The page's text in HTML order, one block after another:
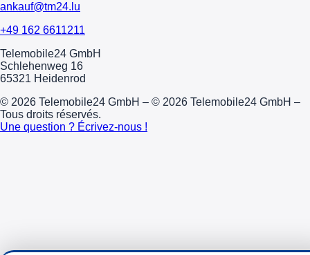
ankauf@tm24.lu
+49 162 6611211
Telemobile24 GmbH
Schlehenweg 16
65321 Heidenrod
© 2026 Telemobile24 GmbH – © 2026 Telemobile24 GmbH –
Tous droits réservés.
Une question ? Écrivez-nous !